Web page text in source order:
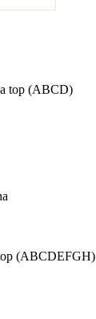
top (ABCD)
(ABCDEFGH)